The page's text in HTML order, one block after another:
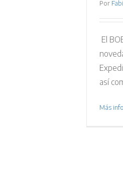
Por
El
así
Más